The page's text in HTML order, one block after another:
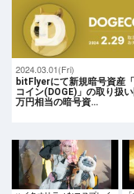
2024.03.01(Fri)
bitFlyerにて新規暗号資産
コイン(DOGE)」の取り扱
万円相当の暗号資…